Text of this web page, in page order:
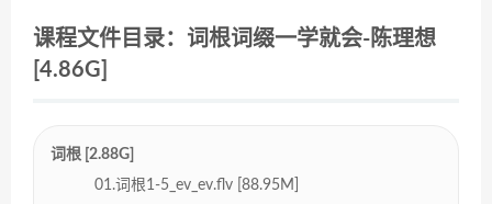
课程文件目录：词根词缀一学就会-陈理想
[4.86G]
词根 [2.88G]
01.词根1-5_ev_ev.flv [88.95M]